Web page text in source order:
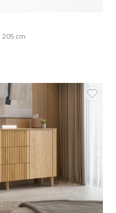
205 cm